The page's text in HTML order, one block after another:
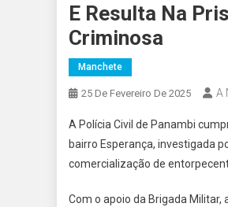
E Resulta Na
Criminosa
Manchete
25 De Fevereiro De 2025 A
A Polícia Civil de Panambi
bairro Esperança, investigada
comercialização de
Com o apoio da Brigada